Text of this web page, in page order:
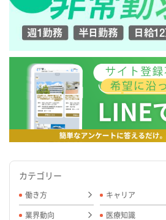
カテゴリー
働き方 キャリア
業界動向 医療知識